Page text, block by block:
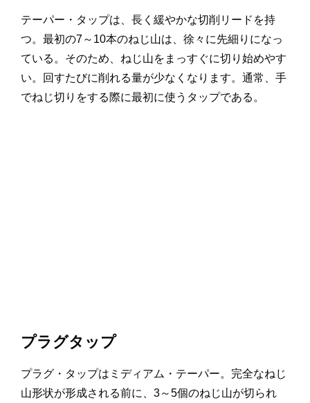
テーパー・タップは、長く緩やかな切削リードを持
つ。最初の7～10本のねじ山は、徐々に先細りになっ
ている。そのため、ねじ山をまっすぐに切り始めやす
い。回すたびに削れる量が少なくなります。通常、手
でねじ切りをする際に最初に使うタップである。
プラグタップ
プラグ・タップはミディアム・テーパー。完全なねじ
山形状が形成される前に、3～5個のねじ山が切られ